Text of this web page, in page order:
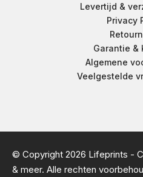
Levertijd &
Privacy
Garantie &
Algemene
Veelgestelde
© Copyright 2026 Lifeprints -
& meer. Alle rechten